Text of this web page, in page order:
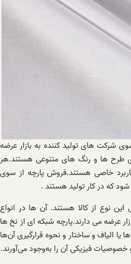
شرکت های تولید کننده به بازار عرضه
طرح ها و رنگ های متنوعی هستند.هر
خاصی هستند.فروش پارچه از سوی
که در کار تولید هستند .
این نوع از کالا هستند. آن ها در انواع
عرضه می دارند.پارچه شبکه ای از نخ ها
یا الیاف و ساختار و نحوه قرارگیری آن‌ها
خصوصیات فیزیکی آن را به‌وجود می‌آورند.